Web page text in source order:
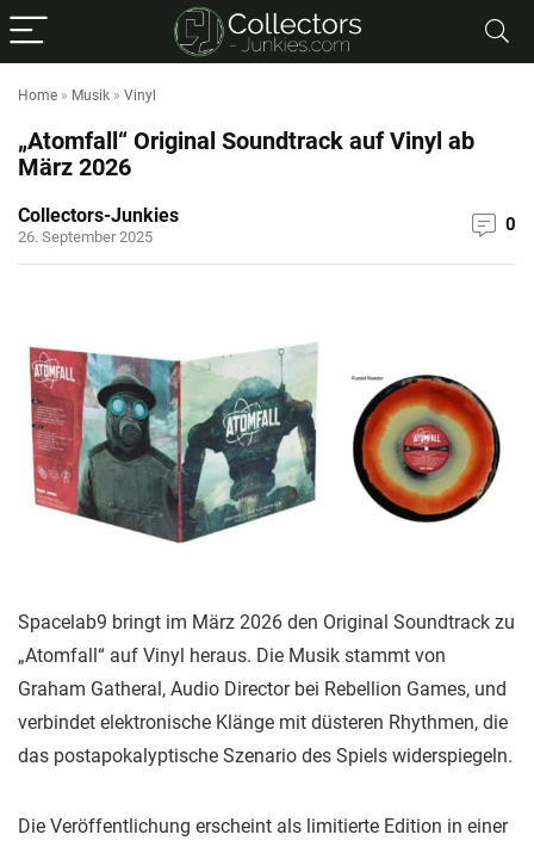
Home » Musik » Vinyl
„Atomfall“ Original Soundtrack auf Vinyl ab
März 2026
Collectors-Junkies
26. September 2025
0
Spacelab9 bringt im März 2026 den Original Soundtrack zu
„Atomfall“ auf Vinyl heraus. Die Musik stammt von
Graham Gatheral, Audio Director bei Rebellion Games, und
verbindet elektronische Klänge mit düsteren Rhythmen, die
das postapokalyptische Szenario des Spiels widerspiegeln.
Die Veröffentlichung erscheint als limitierte Edition in einer